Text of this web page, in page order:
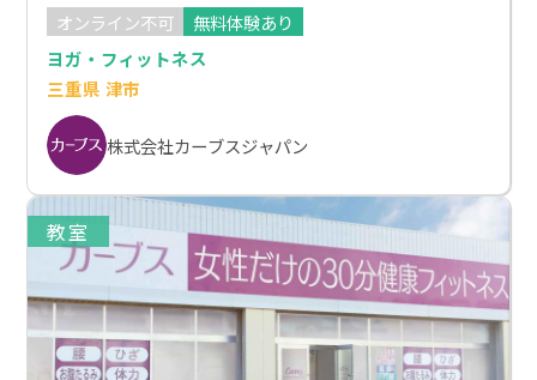
オンライン不可
無料体験あり
ヨガ・フィットネス
三重県 津市
株式会社カーブスジャパン
教室